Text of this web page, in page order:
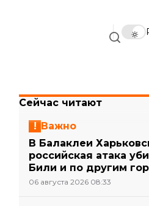
Сейчас читают
Важно
В Балаклеи
российская атака
Били и по другим
06 августа 2026 08:33